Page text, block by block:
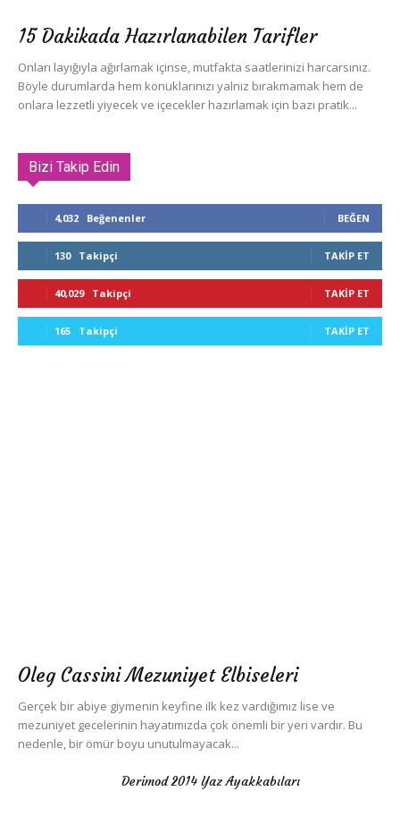
15 Dakikada Hazırlanabilen Tarifler
Onları layığıyla ağırlamak içinse, mutfakta saatlerinizi harcarsınız.
Böyle durumlarda hem konuklarınızı yalnız bırakmamak hem de
onlara lezzetli yiyecek ve içecekler hazırlamak için bazı pratik...
Bizi Takip Edin
4,032 Beğenenler BEĞEN
130 Takipçi TAKIP ET
40,029 Takipçi TAKIP ET
165 Takipçi TAKIP ET
Oleg Cassini Mezuniyet Elbiseleri
Gerçek bir abiye giymenin keyfine ilk kez vardığımız lise ve
mezuniyet gecelerinin hayatımızda çok önemli bir yeri vardır. Bu
nedenle, bir ömür boyu unutulmayacak...
Derimod 2014 Yaz Ayakkabıları